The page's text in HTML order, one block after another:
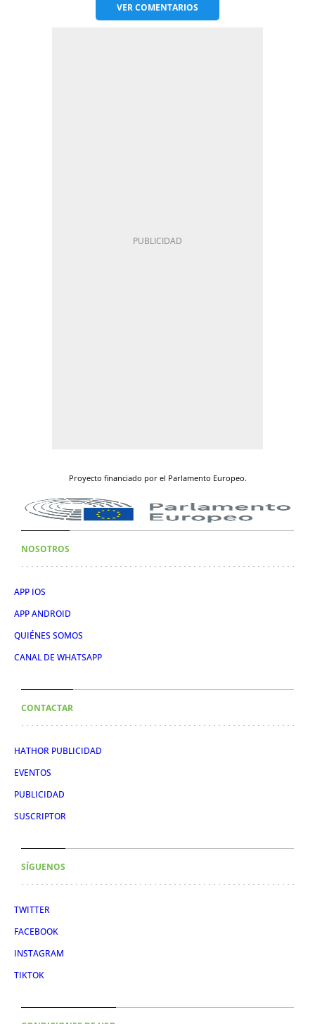
VERCOMENTARIOS
Proyecto financiado por el Parlamento Europeo.
NOSOTROS
APP IOS
APP ANDROID
QUIÉNES SOMOS
CANAL DE WHATSAPP
CONTACTAR
HATHOR PUBLICIDAD
EVENTOS
PUBLICIDAD
SUSCRIPTOR
SÍGUENOS
TWITTER
FACEBOOK
INSTAGRAM
TIKTOK